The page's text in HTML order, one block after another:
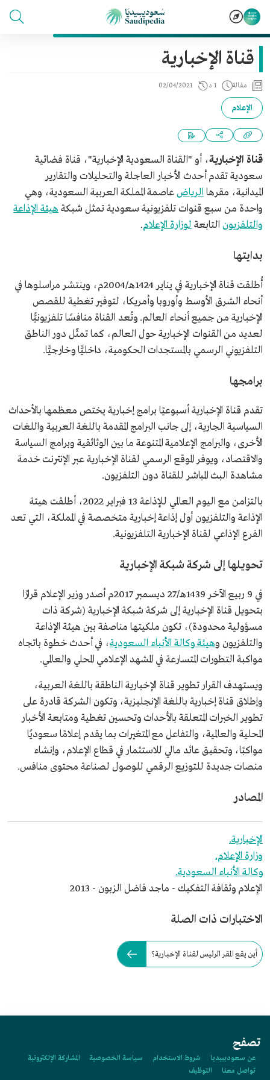
قناة الإخبارية
مقالة 1 د 02/04/2021
الإعلام
قناة الإخبارية، أو "القناة السعودية الإخبارية"، قناة فضائية
سعودية تقدم أحدث الأخبار العاجلة والتحليلات والتقارير
الميدانية، مقرها الرياضعاصمة المملكة العربية السعودية، وهي
واحدة من سبع قنوات تلفزيونية سعودية تمثل شبكة هيئة الإذاعة
والتلفزيون التابعة لوزارة الإعلام.
بدايتها
أُطلقت قناة الإخبارية في يناير 1424هـ/2004م، وينتشر مراسلوها في
أنحاء الشرق الأوسط وأوروبا وأمريكا، لتوفير تغطية للقصص
الإخبارية من جميع أنحاء العالم. وتُعد القناة منافسًا تلفزيونيًّا
لعديد من القنوات الإخبارية حول العالم، كما تمثّل دور الناطق
التلفزيوني الرسمي بالمستجدات الحكومية، داخليًّا وخارجيًّا.
برامجها
تقدم قناة الإخبارية أسبوعيًا برامج إخبارية يختص معظمها بالأحداث
السياسية الجارية، إلى جانب البرامج المقدمة باللغة العربية واللغات
الأخرى، والبرامج الإعلامية المتنوعة ما بين الوثائقية وبرامج السياسة
والاقتصاد، ويوفر الموقع الرسمي لقناة الإخبارية عبر الإنترنت خدمة
مشاهدة البث المباشر للقناة دون التلفزيون.
بالتزامن مع اليوم العالمي للإذاعة 13 فبراير 2022، أطلقت هيئة
الإذاعة والتلفزيون أول إذاعة إخبارية متخصصة في المملكة، التي تعد
الفرع الإذاعي لقناة الإخبارية التلفزيونية.
تحويلها إلى شركة شبكة الإخبارية
في 9 ربيع الآخر 1439هـ/27 ديسمبر 2017م أصدر وزير الإعلام قرارًا
بتحويل قناة الإخبارية إلى شركة شبكة الإخبارية (شركة ذات
مسؤولية محدودة)، تكون ملكيتها مناصفة بين هيئة الإذاعة
والتلفزيون وهيئة وكالة الأنباء السعودية، في أحدث خطوة باتجاه
مواكبة التطورات المتسارعة في المشهد الإعلامي المحلي والعالمي.
ويستهدف القرار تطوير قناة الإخبارية الناطقة باللغة العربية،
وإطلاق قناة إخبارية باللغة الإنجليزية، وتكون الشركة قادرة على
تطوير الخبرات المتعلقة بالأحداث وتحسين تغطية ومتابعة الأخبار
المحلية والعالمية، والتفاعل مع المتغيرات بما يقدم إعلامًا سعوديًا
مواكبًا، وتحقيق عائد مالي للاستثمار في قطاع الإعلام، وإنشاء
منصات جديدة للتوزيع الرقمي للوصول لصناعة محتوى منافس.
المصادر
الإخبارية.
وزارة الإعلام.
وكالة الأنباء السعودية.
الإعلام وثقافة التفكيك - ماجد فاضل الزبون - 2013
الاختبارات ذات الصلة
أين يقع المقر الرئيس لقناة الإخبارية؟
تصفح
عن سعوديبيديا شروط الاستخدام سياسة الخصوصية
المشاركة الإلكترونية
تواصل معنا
التوظيف